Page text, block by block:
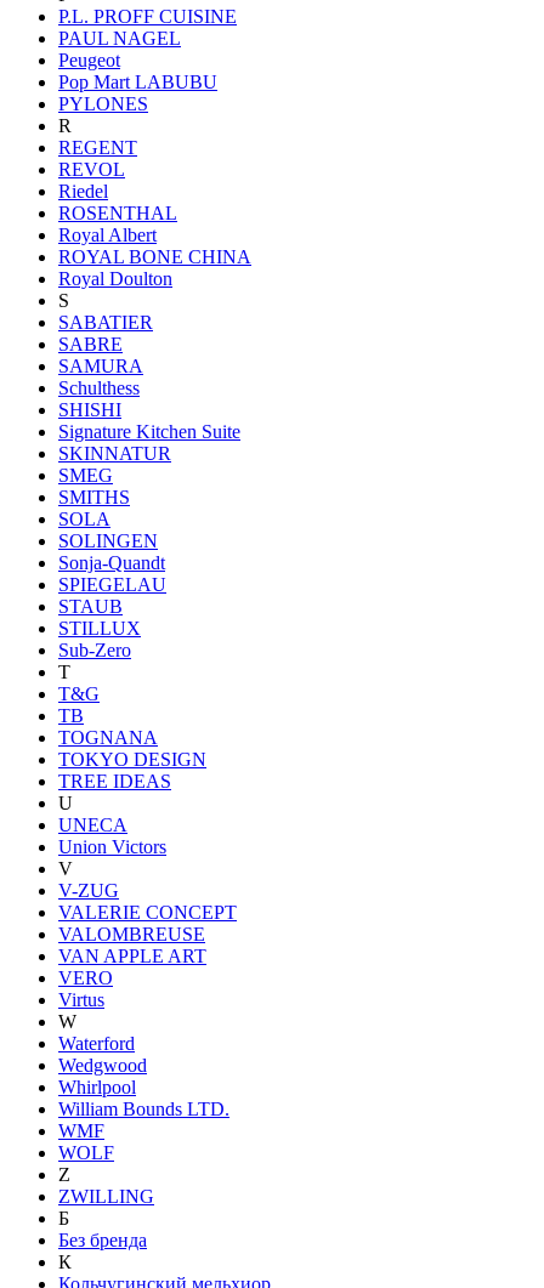
P.L. PROFF CUISINE
PAUL NAGEL
Peugeot
Pop Mart LABUBU
PYLONES
R
REGENT
REVOL
Riedel
ROSENTHAL
Royal Albert
ROYAL BONE CHINA
Royal Doulton
S
SABATIER
SABRE
SAMURA
Schulthess
SHISHI
Signature Kitchen Suite
SKINNATUR
SMEG
SMITHS
SOLA
SOLINGEN
Sonja-Quandt
SPIEGELAU
STAUB
STILLUX
Sub-Zero
T
T&G
TB
TOGNANA
TOKYO DESIGN
TREE IDEAS
U
UNECA
Union Victors
V
V-ZUG
VALERIE CONCEPT
VALOMBREUSE
VAN APPLE ART
VERO
Virtus
W
Waterford
Wedgwood
Whirlpool
William Bounds LTD.
WMF
WOLF
Z
ZWILLING
Б
Без бренда
К
Кольчугинский мельхиор